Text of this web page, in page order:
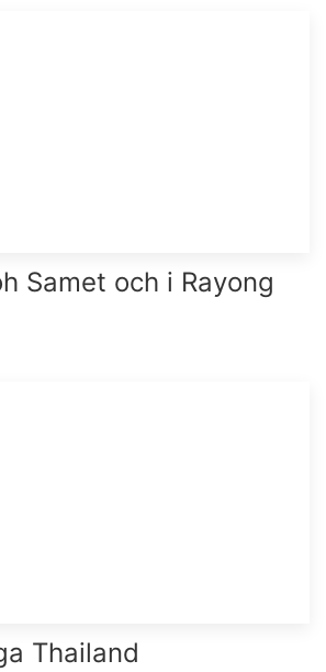
Samet och i Rayong
Thailand